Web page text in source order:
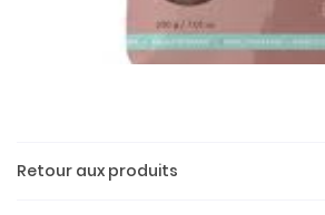
Retour aux produits